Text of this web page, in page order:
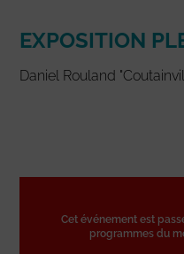
EXPOSITION
Daniel Rouland
Cet événement est
programmes du